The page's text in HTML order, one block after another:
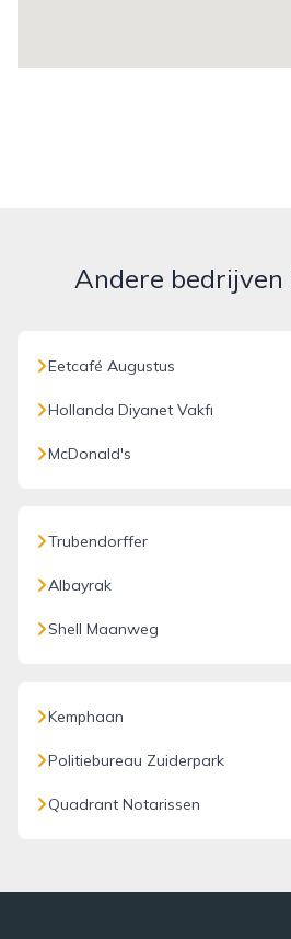
Andere bedrijven
Eetcafé Augustus
Hollanda Diyanet Vakfı
McDonald's
Trubendorffer
Albayrak
Shell Maanweg
Kemphaan
Politiebureau Zuiderpark
Quadrant Notarissen